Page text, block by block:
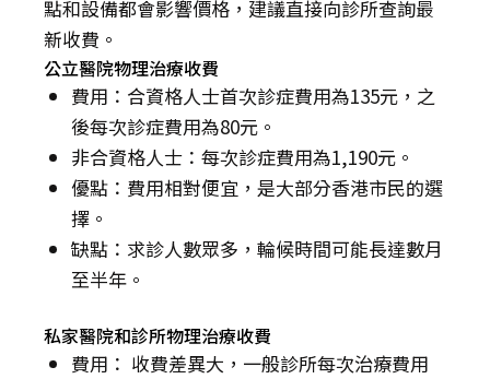
點和設備都會影響價格，建議直接向診所查詢最
新收費。
公立醫院物理治療收費
費用：合資格人士首次診症費用為135元，之
後每次診症費用為80元。
非合資格人士：每次診症費用為1,190元。
優點：費用相對便宜，是大部分香港市民的選
擇。
缺點：求診人數眾多，輪候時間可能長達數月
至半年。
私家醫院和診所物理治療收費
費用： 收費差異大，一般診所每次治療費用